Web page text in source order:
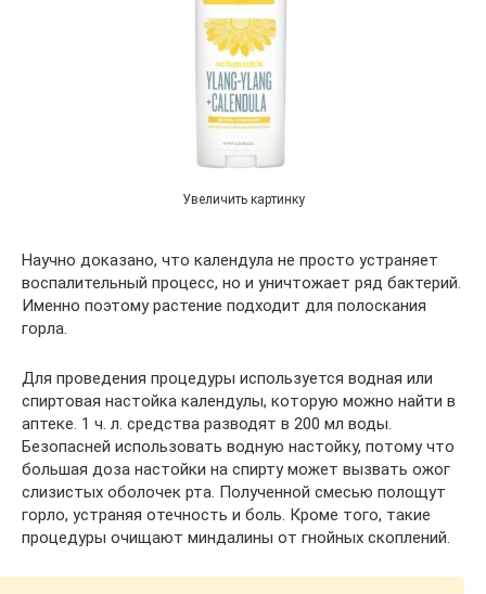
Увеличить картинку
Научно доказано, что календула не просто устраняет
воспалительный процесс, но и уничтожает ряд бактерий.
Именно поэтому растение подходит для полоскания
горла.
Для проведения процедуры используется водная или
спиртовая настойка календулы, которую можно найти в
аптеке. 1 ч. л. средства разводят в 200 мл воды.
Безопасней использовать водную настойку, потому что
большая доза настойки на спирту может вызвать ожог
слизистых оболочек рта. Полученной смесью полощут
горло, устраняя отечность и боль. Кроме того, такие
процедуры очищают миндалины от гнойных скоплений.